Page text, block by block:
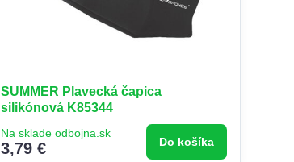
SUMMER Plavecká čapica
silikónová K85344
Na sklade odbojna.sk
3,79 € Do košíka